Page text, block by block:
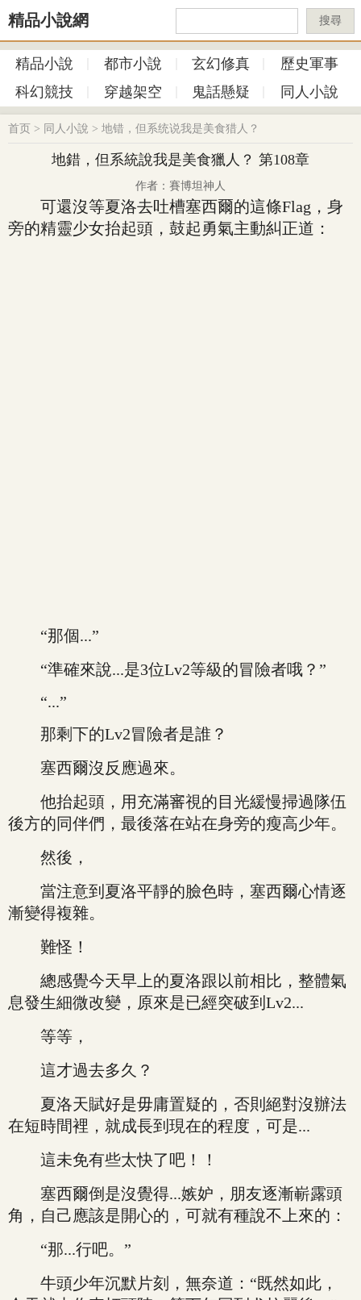
精品小說網 搜尋
精品小說 都市小說 玄幻修真
歷史軍事
科幻競技
穿越架空 鬼話懸疑 同人小說
首页 > 同人小說 > 地错，但系统说我是美食猎人？
地錯，但系統說我是美食獵人？ 第108章
作者：賽博坦神人
可還沒等夏洛去吐槽塞西爾的這條Flag，身
旁的精靈少女抬起頭，鼓起勇氣主動糾正道：
“那個...”
“準確來說...是3位Lv2等級的冒險者哦？”
“...”
那剩下的Lv2冒險者是誰？
塞西爾沒反應過來。
他抬起頭，用充滿審視的目光緩慢掃過隊伍
後方的同伴們，最後落在站在身旁的瘦高少年。
然後，
當注意到夏洛平靜的臉色時，塞西爾心情逐
漸變得複雜。
難怪！
總感覺今天早上的夏洛跟以前相比，整體氣
息發生細微改變，原來是已經突破到Lv2...
等等，
這才過去多久？
夏洛天賦好是毋庸置疑的，否則絕對沒辦法
在短時間裡，就成長到現在的程度，可是...
這未免有些太快了吧！！
塞西爾倒是沒覺得...嫉妒，朋友逐漸嶄露頭
角，自己應該是開心的，可就有種說不上來的：
“那...行吧。”
牛頭少年沉默片刻，無奈道：“既然如此，